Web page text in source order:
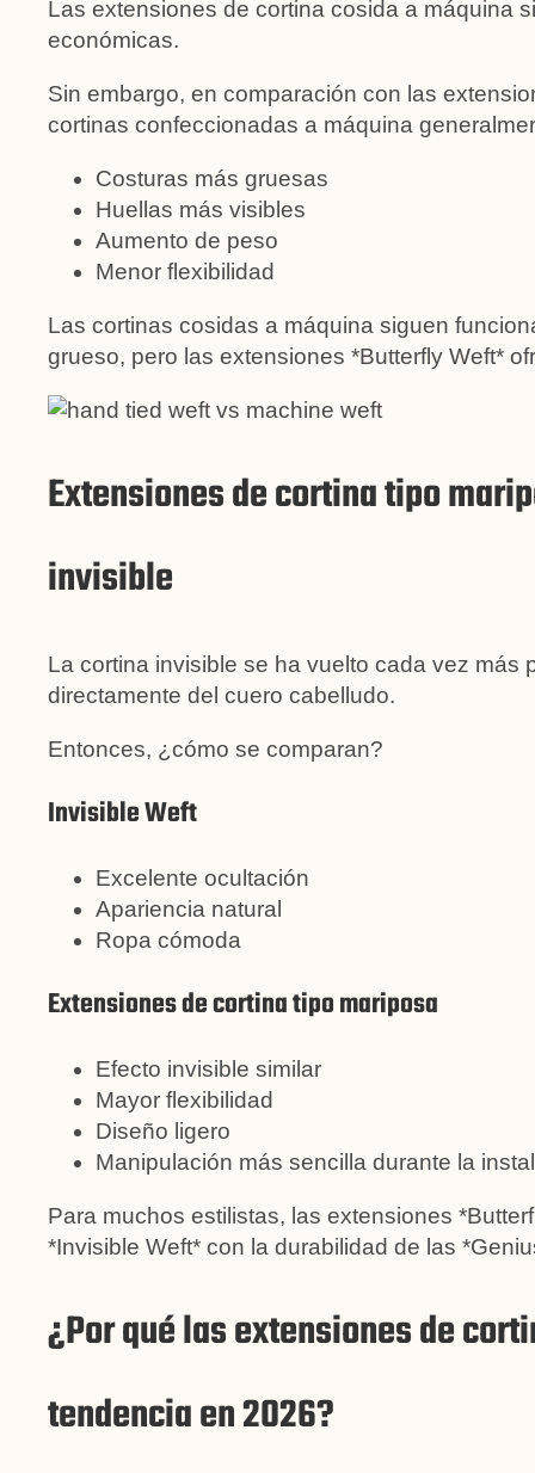
Las extensiones de cortina cosida a máquina
económicas.
Sin embargo, en comparación con las
cortinas confeccionadas a máquina
Costuras más gruesas
Huellas más visibles
Aumento de peso
Menor flexibilidad
Las cortinas cosidas a máquina siguen
grueso, pero las extensiones *Butterfly Weft*
Extensiones de cortina tipo
invisible
La cortina invisible se ha vuelto cada vez más
directamente del cuero cabelludo.
Entonces, ¿cómo se comparan?
Invisible Weft
Excelente ocultación
Apariencia natural
Ropa cómoda
Extensiones de cortina tipo mariposa
Efecto invisible similar
Mayor flexibilidad
Diseño ligero
Manipulación más sencilla durante la
Para muchos estilistas, las extensiones
*Invisible Weft* con la durabilidad de las
¿Por qué las extensiones de
tendencia en 2026?